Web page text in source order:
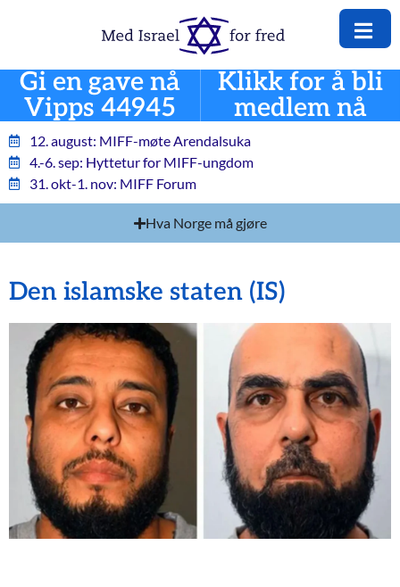
Gi en gave nå
Vipps 44945
Klikk for å bli
medlem nå
12. august: MIFF-møte Arendalsuka
4.-6. sep: Hyttetur for MIFF-ungdom
31. okt-1. nov: MIFF Forum
Hva Norge må gjøre
Den islamske staten (IS)